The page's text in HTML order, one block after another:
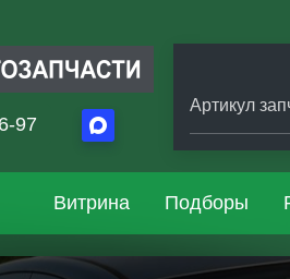
97
Артикул
Витрина Подборы